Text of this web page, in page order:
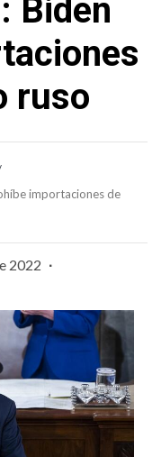
Biden
ruso
importaciones de
2022